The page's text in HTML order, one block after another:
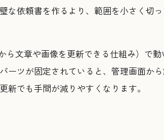
な依頼書を作るより、範囲を小さく切
ら文章や画像を更新できる仕組み）で
ーツが固定されていると、管理画面か
でも手間が減りやすくなります。